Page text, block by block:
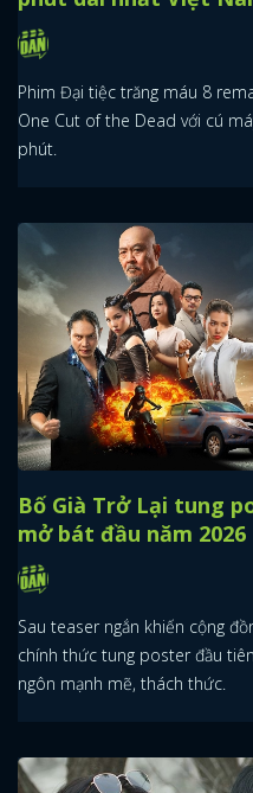
Phim Đại tiệc trăng máu 8
One Cut of the Dead với cú
phút.
Bố Già Trở Lại tung
mở bát đầu năm 2026
Sau teaser ngắn khiến cộng
chính thức tung poster đầu
ngôn mạnh mẽ, thách thức.